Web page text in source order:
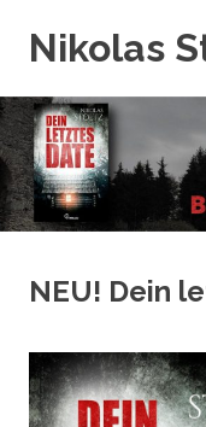
InhaltNikolas
NEU! Dein